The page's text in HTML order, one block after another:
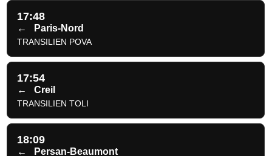
17:48
← Paris-Nord
TRANSILIEN POVA
17:54
← Creil
TRANSILIEN TOLI
18:09
← Persan-Beaumont